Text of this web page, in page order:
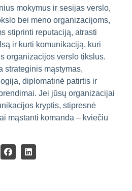
mokymus ir sesijas verslo,
bei meno organizacijoms,
stiprinti reputaciją, atrasti
ir kurti komunikaciją, kuri
organizacijos verslo tikslus.
strateginis mąstymas,
diplomatinė patirtis ir
Jei jūsų organizacijai
kryptis, stipresnė
mąstanti komanda – kviečiu